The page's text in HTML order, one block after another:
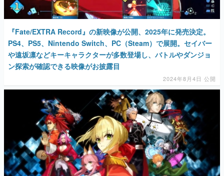
『Fate/EXTRA Record』の新映像が公開、2025年に発売決定。
PS4、PS5、Nintendo Switch、PC（Steam）で展開。セイバー
や遠坂凛などキーキャラクターが多数登場し、バトルやダンジョ
ン探索が確認できる映像がお披露目
2024年8月4日 公開